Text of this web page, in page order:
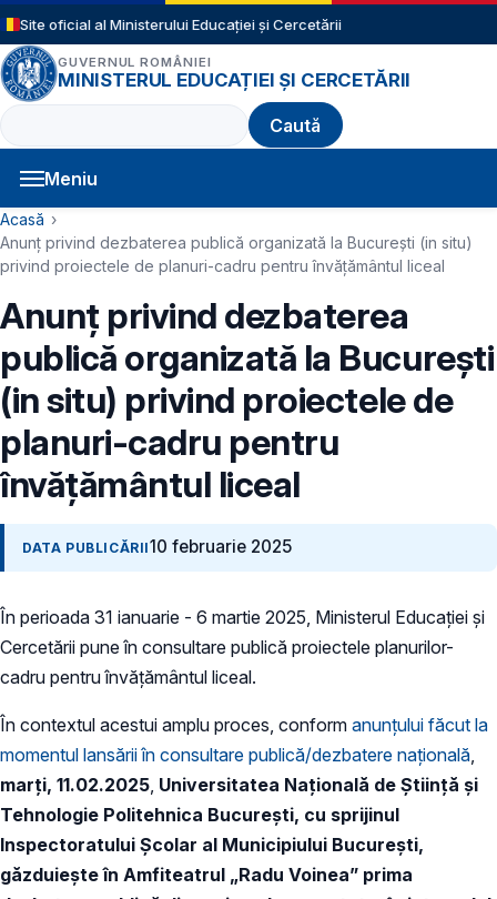
Sari la conținutul principal
Site oficial al Ministerului Educației și Cercetării
GUVERNUL ROMÂNIEI
MINISTERUL EDUCAȚIEI ȘI CERCETĂRII
Caută
Meniu
Navigație principală
Cale de navigare
Acasă
Anunț privind dezbaterea publică organizată la București (in situ)
privind proiectele de planuri-cadru pentru învățământul liceal
Anunț privind dezbaterea
publică organizată la București
(in situ) privind proiectele de
planuri-cadru pentru
învățământul liceal
DATA PUBLICĂRII10 februarie 2025
În perioada 31 ianuarie - 6 martie 2025, Ministerul Educației și
Cercetării pune în consultare publică proiectele planurilor-
cadru pentru învățământul liceal.
În contextul acestui amplu proces, conform anunțului făcut la
momentul lansării în consultare publică/dezbatere națională
marți, 11.02.2025 Universitatea Națională de Știință și
Tehnologie Politehnica București, cu sprijinul
Inspectoratului Școlar al Municipiului București,
găzduiește în Amfiteatrul „Radu Voinea” prima